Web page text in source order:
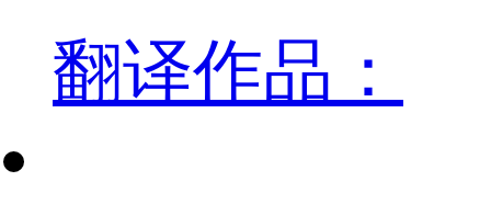
翻译作品：